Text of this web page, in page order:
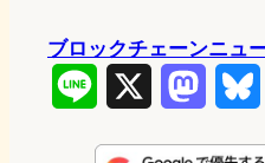
ブロックチェーンニュ